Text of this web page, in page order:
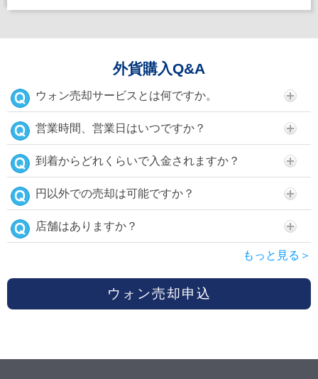
外貨購入Q&A
ウォン売却サービスとは何ですか。
営業時間、営業日はいつですか？
到着からどれくらいで入金されますか？
円以外での売却は可能ですか？
店舗はありますか？
もっと見る＞
ウォン売却申込